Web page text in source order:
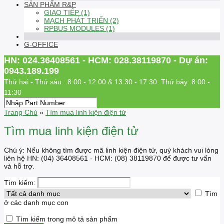
SẢN PHẨM R&P
GIAO TIẾP (1)
MẠCH PHÁT TRIỂN (2)
RPBUS MODULES (1)
G-OFFICE
HN: 024.36408561 - HCM: 028.38119870 - Dự án:
0943.189.199
Thứ hai - Thứ sáu : 8:00 - 12:00 & 13:30 - 17:30. Thứ bảy: 8:00 -
11:30
Trang Chủ » Tìm mua linh kiện điện tử
Tìm mua linh kiện điện tử
Chú ý: Nếu không tìm được mã linh kiện điện tử, quý khách vui lòng
liên hệ HN: (04) 36408561 - HCM: (08) 38119870 để được tư vấn
và hỗ trợ.
Tìm kiếm:
Tìm
ở các danh mục con
Tìm kiếm trong mô tả sản phẩm